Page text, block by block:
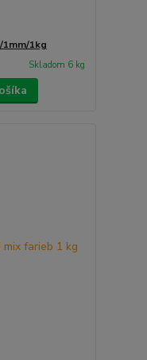
1mm/1kg
Skladom 6 kg